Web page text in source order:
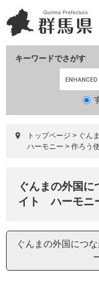
ー
ジ
ニ
ュ
て
キーワードでさがす
トップページ > ぐん
ハーモニー > 作ろう
ぐんまの外国
イト ハーモニ
ぐんまの外国につ